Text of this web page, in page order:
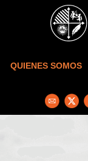
Skip to main content
QUIENES SOMOS